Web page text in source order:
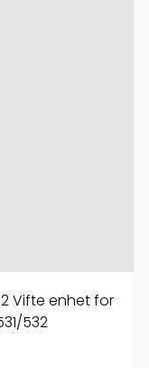
Vifte enhet for
532